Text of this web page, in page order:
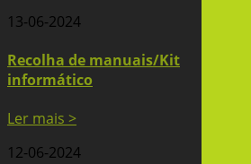
13-06-2024
Recolha de manuais/Kit
informático
Ler mais >
12-06-2024